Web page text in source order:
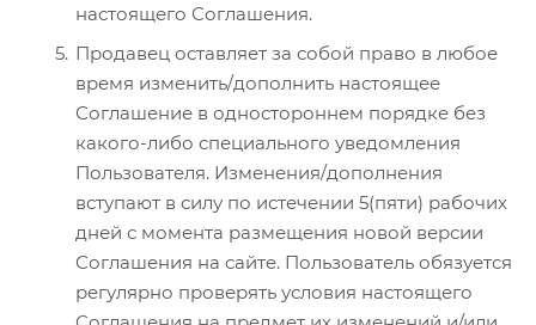
настоящего Соглашения.
Продавец оставляет за собой право в любое
время изменить/дополнить настоящее
Соглашение в одностороннем порядке без
какого-либо специального уведомления
Пользователя. Изменения/дополнения
вступают в силу по истечении 5(пяти) рабочих
дней с момента размещения новой версии
Соглашения на сайте. Пользователь обязуется
регулярно проверять условия настоящего